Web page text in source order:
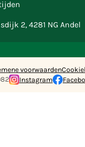
2, 4281 NG Andel
voorwaarden
Instagram